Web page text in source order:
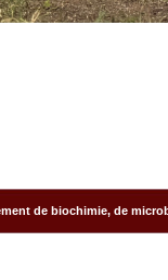
de biochimie, de